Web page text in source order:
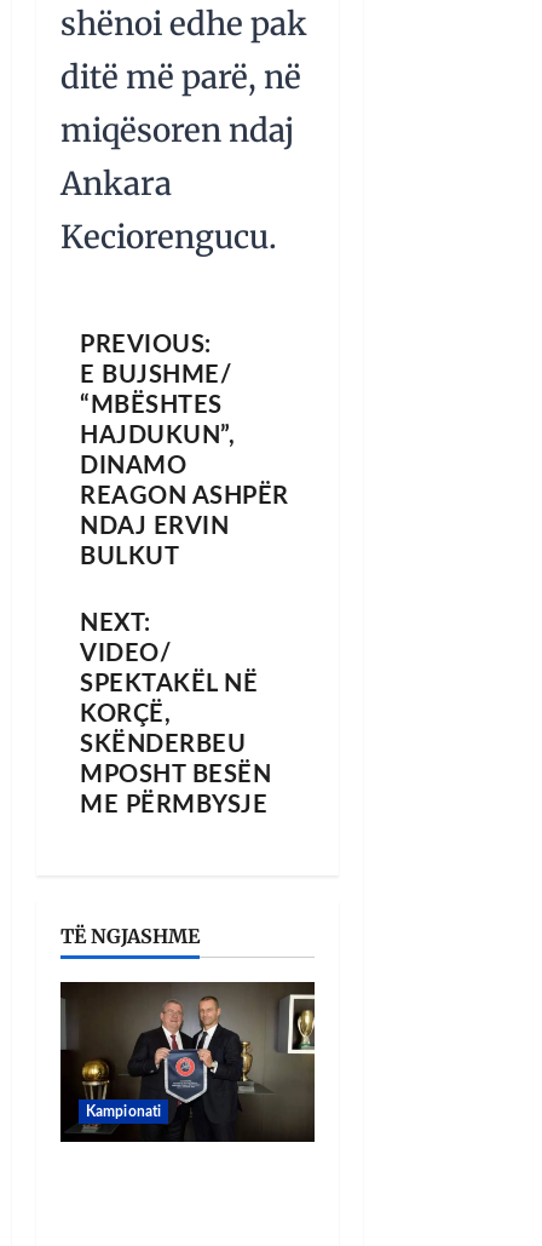
shënoi edhe pak
ditë më parë, në
miqësoren ndaj
Ankara
Keciorengucu.
PREVIOUS:
E BUJSHME/
“MBËSHTES
HAJDUKUN”,
DINAMO
REAGON ASHPËR
NDAJ ERVIN
BULKUT
NEXT:
VIDEO/
SPEKTAKËL NË
KORÇË,
SKËNDERBEU
MPOSHT BESËN
ME PËRMBYSJE
TË NGJASHME
Kampionati